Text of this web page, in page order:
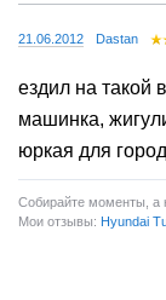
21.06.2012 Dastan
ездил на такой
машинка,
юркая для
Собирайте моменты, а
Мои отзывы: Hyundai